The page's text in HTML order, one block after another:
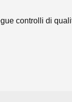
controlli di